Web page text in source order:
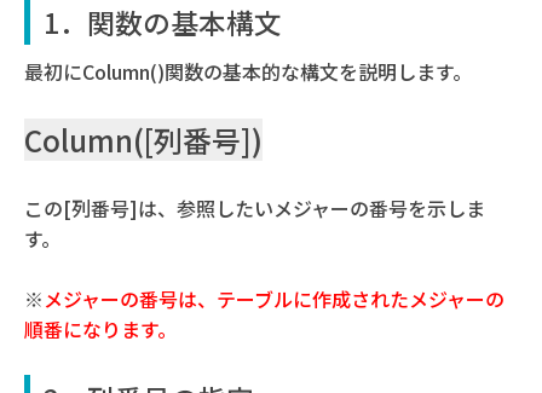
1．関数の基本構文
最初にColumn()関数の基本的な構文を説明します。
Column([列番号])
この[列番号]は、参照したいメジャーの番号を示しま
す。
※メジャーの番号は、テーブルに作成されたメジャーの
順番になります。